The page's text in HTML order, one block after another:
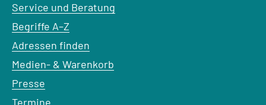
Service und Beratung
Begriffe A–Z
Adressen finden
Medien- & Warenkorb
Presse
Termine